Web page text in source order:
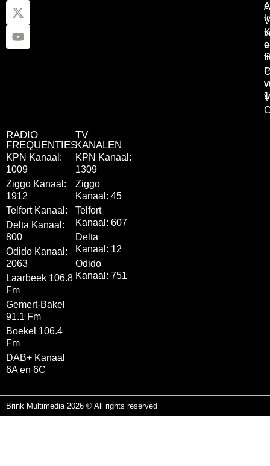
RADIO
FREQUENTIES
KPN Kanaal:
1009
Ziggo Kanaal:
1912
Telfort Kanaal:
Delta Kanaal:
800
Odido Kanaal:
2063
Laarbeek 106.8
Fm
Gemert-Bakel
91.1 Fm
Boekel 106.4
Fm
DAB+ Kanaal
6A en 6C
TV
KANALEN
KPN Kanaal:
1309
Ziggo
Kanaal: 45
Telfort
Kanaal: 607
Delta
Kanaal: 12
Odido
Kanaal: 751
Brink Multimedia 2026 © All rights reserved